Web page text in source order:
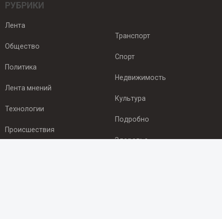
РУБРИКИ
Лента
Общество
Политика
Лента мнений
Технологии
Происшествия
Транспорт
Спорт
Недвижимость
Культура
Подробно
Здоровье